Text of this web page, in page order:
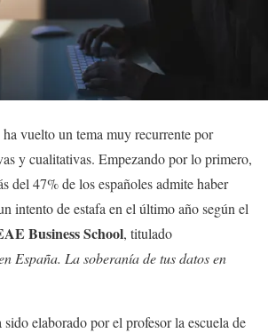
vuelto un tema muy recurrente por
y cualitativas. Empezando por lo primero,
del 47% de los españoles admite haber
intento de estafa en el último año según el
Business School, titulado
España. La soberanía de tus datos en
elaborado por el profesor la escuela de